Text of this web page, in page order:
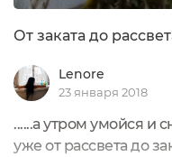
От заката до
Lenore
23 января 2018
......а утром умойся и
уже от рассвета до